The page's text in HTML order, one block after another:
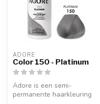
ADORE
Color 150 - Platinum
Adore is een semi-
permanente haarkleuring